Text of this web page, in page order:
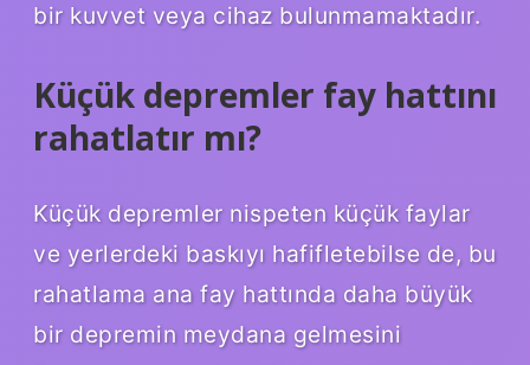
bir kuvvet veya cihaz bulunmamaktadır.
Küçük depremler fay hattını
rahatlatır mı?
Küçük depremler nispeten küçük faylar
ve yerlerdeki baskıyı hafifletebilse de, bu
rahatlama ana fay hattında daha büyük
bir depremin meydana gelmesini